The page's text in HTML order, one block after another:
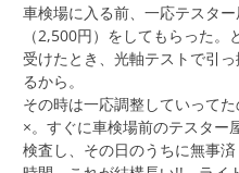
車検場に入る前、一応テスタ
（2,500円）をしてもらった
受けたとき、光軸テストで引
るから。
その時は一応調整していって
×。すぐに車検場前のテスター
検査し、その日のうちに無事